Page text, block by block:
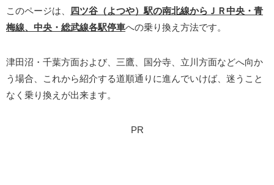
このページは、
四ツ谷（よつや）駅の南北線からＪＲ中央・青
梅線、中央・総武線各駅停車への乗り換え方法です。
津田沼・千葉方面および、三鷹、国分寺、立川方面などへ向か
う場合、これから紹介する道順通りに進んでいけば、迷うこと
なく乗り換えが出来ます。
PR